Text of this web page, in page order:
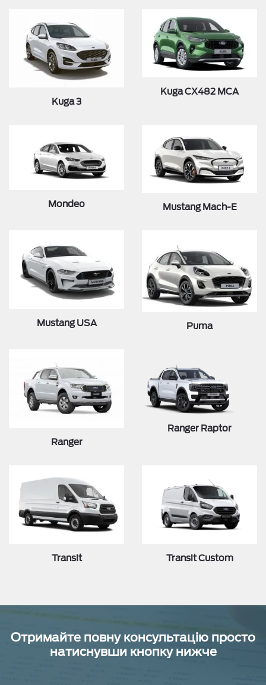
Kuga 3
Kuga CX482 MCA
Mondeo Mustang Mach-E
Mustang USA Puma
Ranger
Ranger Raptor
Transit Transit Custom
Отримайте повну консультацію просто
натиснувши кнопку нижче